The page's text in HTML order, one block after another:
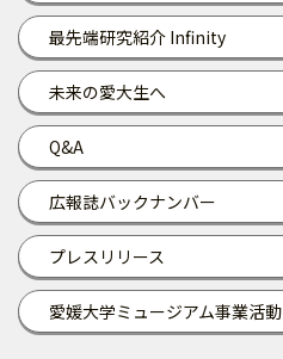
最先端研究紹介 Infinity
未来の愛大生へ
Q&A
広報誌バックナンバー
プレスリリース
愛媛大学ミュージアム事業活動